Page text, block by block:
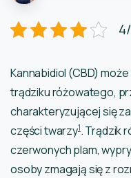
Kannabidiol (CBD)
trądziku różowatego,
charakteryzującej się
części twarzy1. Trądzik
czerwonych plam,
osoby zmagają się z